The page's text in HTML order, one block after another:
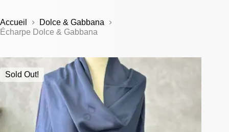
Accueil
Dolce & Gabbana
Écharpe Dolce & Gabbana
Sold Out!